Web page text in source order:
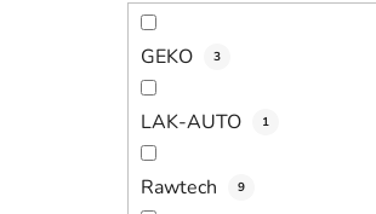
GEKO 3
LAK-AUTO 1
Rawtech 9